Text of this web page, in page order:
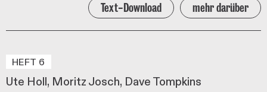
Text-Download mehr darüber
HEFT 6
Ute Holl Moritz Josch Dave Tompkins